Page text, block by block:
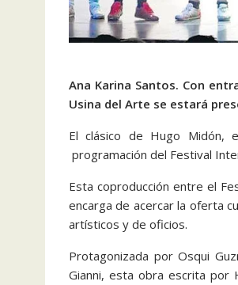
Ana Karina Santos. Con
Usina del Arte se estará
El clásico de Hugo Midón,
programación del Festival
Esta coproducción entre el
encarga de acercar la oferta
artísticos y de oficios.
Protagonizada por Osqui
Gianni, esta obra escrita por